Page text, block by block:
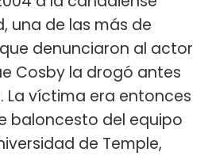
una de las más de
denunciaron al actor
Cosby la drogó antes
La víctima era entonces
baloncesto del equipo
de Temple,